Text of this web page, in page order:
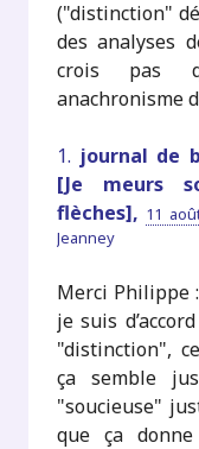
("distinction"
des analyses
crois pas
anachronisme
1. journal de
[Je meurs
flèches], 11
Jeanney
Merci Philippe
je suis
"distinction",
ça semble
"soucieuse"
que ça